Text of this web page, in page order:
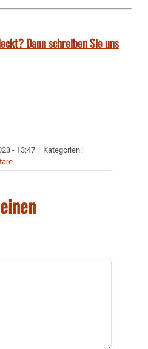
Dann schreiben Sie uns
- 13:47 | Kategorien: